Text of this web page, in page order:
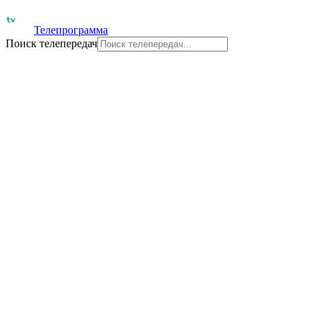
Телепрограмма
Поиск телепередач